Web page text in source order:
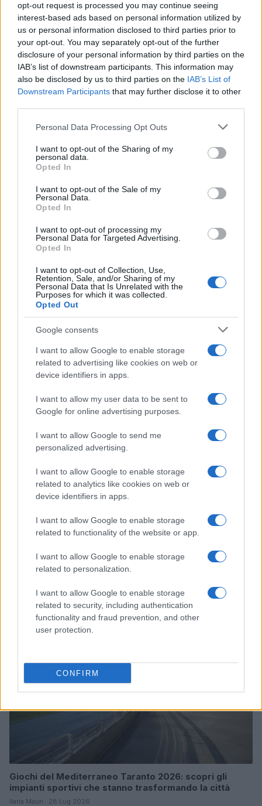
opt-out request is processed you may continue seeing
interest-based ads based on personal information utilized by
us or personal information disclosed to third parties prior to
your opt-out. You may separately opt-out of the further
disclosure of your personal information by third parties on the
IAB’s list of downstream participants. This information may
also be disclosed by us to third parties on the IAB’s List of
Downstream Participants that may further disclose it to other
Please note that this website/app uses one or more Google
not limited to your visit or usage behaviour. You may click to
grant or deny consent to Google and its third-party tags to
use your data for below specified purposes in below Google
consent section.
Personal Data Processing Opt Outs
I want to opt-out of the Sharing of my
personal data.
Opted In
I want to opt-out of the Sale of my
Personal Data.
Opted In
I want to opt-out of processing my
Personal Data for Targeted Advertising.
Opted In
I want to opt-out of Collection, Use,
Retention, Sale, and/or Sharing of my
Personal Data that Is Unrelated with the
Purposes for which it was collected.
Opted Out
Google consents
I want to allow Google to enable storage
related to advertising like cookies on web or
device identifiers in apps.
I want to allow my user data to be sent to
Google for online advertising purposes.
I want to allow Google to send me
personalized advertising.
I want to allow Google to enable storage
related to analytics like cookies on web or
device identifiers in apps.
I want to allow Google to enable storage
related to functionality of the website or app.
I want to allow Google to enable storage
related to personalization.
I want to allow Google to enable storage
related to security, including authentication
functionality and fraud prevention, and other
user protection.
CONFIRM
AUTORE
AiAdhubMedia
Continua a leggere
GAMING NEWS
William, Kate e i principini in Scozia per i giochi del
Commonwealth: tutti i dettagli
Giochi del Mediterraneo Taranto 2026: scopri gli
impianti sportivi che stanno trasformando la città
Ilaria Mauri · 28 Lug 2026